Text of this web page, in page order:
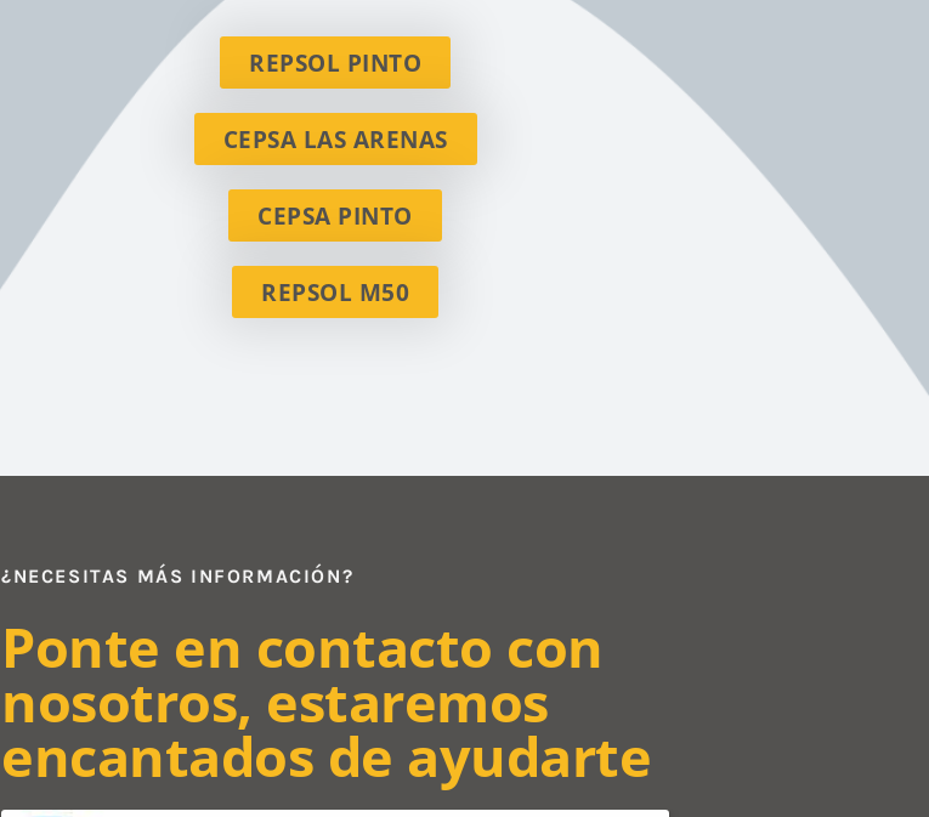
REPSOL PINTO
CEPSA LAS ARENAS
CEPSA PINTO
REPSOL M50
¿NECESITAS MÁS INFORMACIÓN?
Ponte en contacto con
nosotros, estaremos
encantados de ayudarte